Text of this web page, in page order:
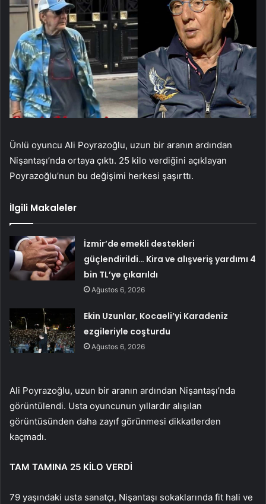
Ünlü oyuncu Ali Poyrazoğlu, uzun bir aranın ardından
Nişantaşı’nda ortaya çıktı. 25 kilo verdiğini açıklayan
Poyrazoğlu’nun bu değişimi herkesi şaşırttı.
İlgili Makaleler
İzmir’de emekli destekleri
güçlendirildi… Kira ve alışveriş yardımı 4
bin TL’ye çıkarıldı
Ağustos 6, 2026
Ekin Uzunlar, Kocaeli’yi Karadeniz
ezgileriyle coşturdu
Ağustos 6, 2026
Ali Poyrazoğlu, uzun bir aranın ardından Nişantaşı’nda
görüntülendi. Usta oyuncunun yıllardır alışılan
görüntüsünden daha zayıf görünmesi dikkatlerden
kaçmadı.
TAM TAMINA 25 KİLO VERDİ
79 yaşındaki usta sanatçı, Nişantaşı sokaklarında fit hali ve